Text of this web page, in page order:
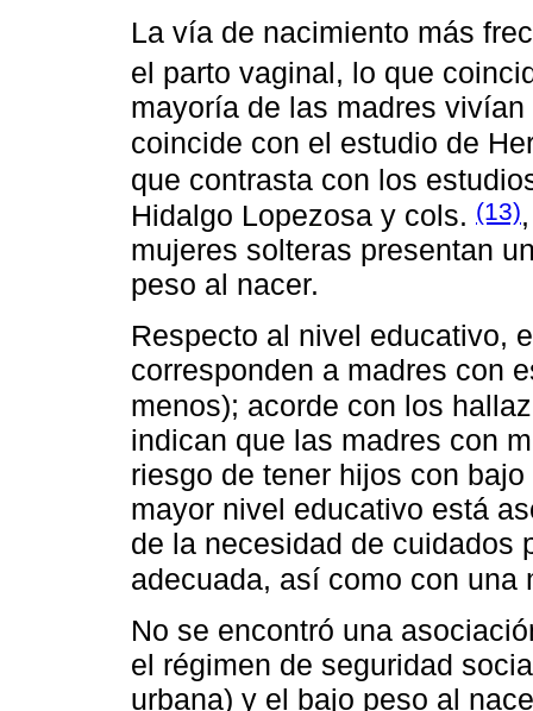
La vía de nacimiento más
el parto vaginal, lo que
mayoría de las madres
coincide con el estudio de
que contrasta con los
Hidalgo Lopezosa y cols. (13)
mujeres solteras presentan
peso al nacer.
Respecto al nivel educativo,
corresponden a madres con
menos); acorde con los
indican que las madres con
riesgo de tener hijos con
mayor nivel educativo está
de la necesidad de cuidados
adecuada, así como con
No se encontró una
el régimen de seguridad
urbana) y el bajo peso al